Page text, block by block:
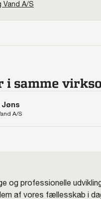
Vand A/S
i samme
Jøns
A/S
og professionelle
af vores fællesskab i